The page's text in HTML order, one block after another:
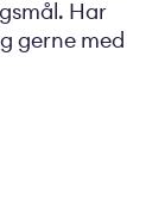
Har
gerne med